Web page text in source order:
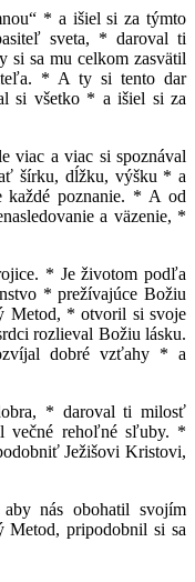
* a išiel si za týmto
sveta, * daroval ti
sa mu celkom zasvätil
* A ty si tento dar
si všetko * a išiel si za
viac a viac si spoznával
šírku, dĺžku, výšku * a
každé poznanie. * A od
a väzenie, *
* Je životom podľa
* prežívajúce Božiu
Metod, * otvoril si svoje
rozlieval Božiu lásku.
dobré vzťahy * a
* daroval ti milosť
večné rehoľné sľuby. *
Ježišovi Kristovi,
nás obohatil svojím
Metod, pripodobnil si sa